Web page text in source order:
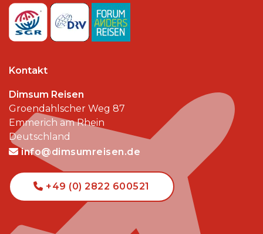
Kontakt
Dimsum Reisen
Groendahlscher Weg 87
Emmerich am Rhein
Deutschland
info@dimsumreisen.de
+49 (0) 2822 600521